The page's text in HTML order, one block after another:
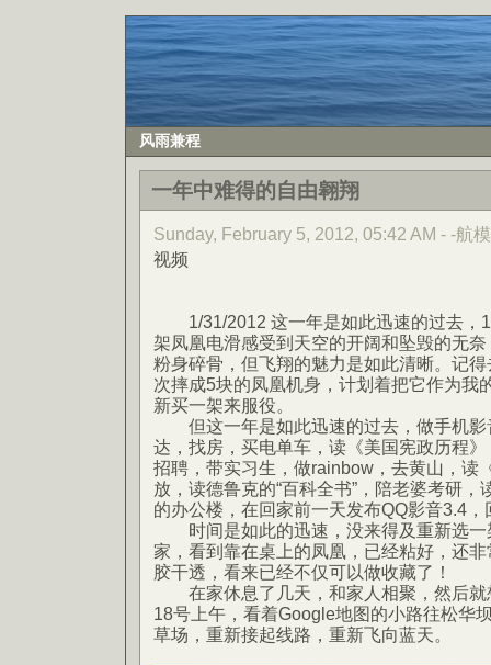
风雨兼程
一年中难得的自由翱翔
Sunday, February 5, 2012, 05:42 AM - -航模
视频
1/31/2012 这一年是如此迅速的过去，1
架凤凰电滑感受到天空的开阔和坠毁的无
粉身碎骨，但飞翔的魅力是如此清晰。记
次摔成5块的凤凰机身，计划着把它作为我
新买一架来服役。
但这一年是如此迅速的过去，做手机影
达，找房，买电单车，读《美国宪政历程
招聘，带实习生，做rainbow，去黄山，读
放，读德鲁克的“百科全书”，陪老婆考研
的办公楼，在回家前一天发布QQ影音3.4
时间是如此的迅速，没来得及重新选一
家，看到靠在桌上的凤凰，已经粘好，还
胶干透，看来已经不仅可以做收藏了！
在家休息了几天，和家人相聚，然后就
18号上午，看着Google地图的小路往松华
草场，重新接起线路，重新飞向蓝天。